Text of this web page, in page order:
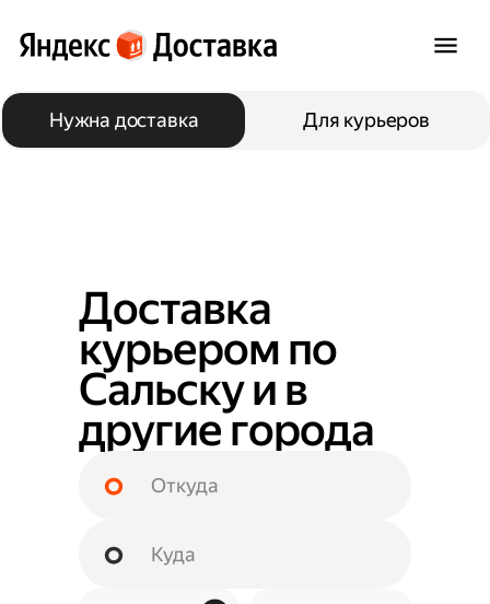
Нужна доставка Для курьеров
Доставка
курьером по
Сальску и в
другие города